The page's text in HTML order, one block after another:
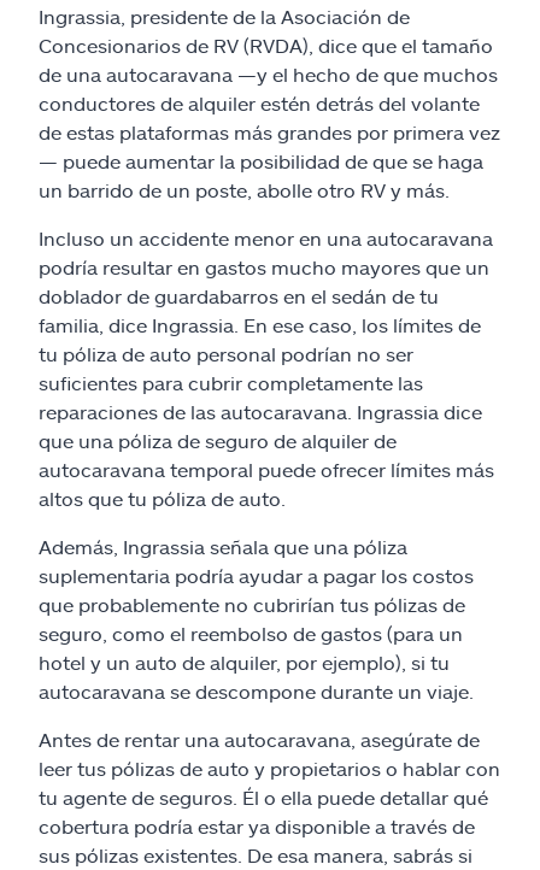
Ingrassia, presidente de la Asociación de
Concesionarios de RV (RVDA), dice que el tamaño
de una autocaravana —y el hecho de que muchos
conductores de alquiler estén detrás del volante
de estas plataformas más grandes por primera vez
— puede aumentar la posibilidad de que se haga
un barrido de un poste, abolle otro RV y más.
Incluso un accidente menor en una autocaravana
podría resultar en gastos mucho mayores que un
doblador de guardabarros en el sedán de tu
familia, dice Ingrassia. En ese caso, los límites de
tu póliza de auto personal podrían no ser
suficientes para cubrir completamente las
reparaciones de las autocaravana. Ingrassia dice
que una póliza de seguro de alquiler de
autocaravana temporal puede ofrecer límites más
altos que tu póliza de auto.
Además, Ingrassia señala que una póliza
suplementaria podría ayudar a pagar los costos
que probablemente no cubrirían tus pólizas de
seguro, como el reembolso de gastos (para un
hotel y un auto de alquiler, por ejemplo), si tu
autocaravana se descompone durante un viaje.
Antes de rentar una autocaravana, asegúrate de
leer tus pólizas de auto y propietarios o hablar con
tu agente de seguros. Él o ella puede detallar qué
cobertura podría estar ya disponible a través de
sus pólizas existentes. De esa manera, sabrás si